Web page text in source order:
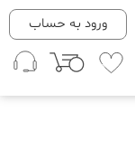
ورود به حساب